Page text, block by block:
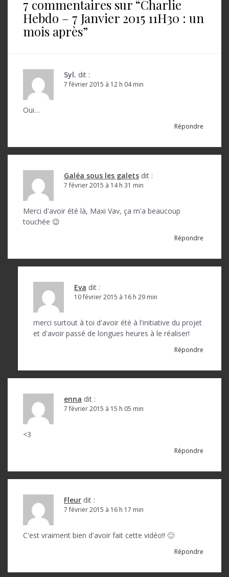
l
’
l
7 commentaires sur “Charlie
Hebdo – 7 Janvier 2015 11H30 : un
mois après”
Syl. dit :
7 février 2015 à 12 h 04 min
Oui…
Répondre
Galéa sous les galets dit :
7 février 2015 à 14 h 31 min
Merci d'avoir été là, Maxi Vav, ça m'a beaucoup
touchée 😉
Répondre
Eva dit :
10 février 2015 à 16 h 29 min
merci surtout à toi d'avoir été à l'initiative du projet
et d'avoir passé de longues heures à le réaliser!
Répondre
enna dit :
7 février 2015 à 15 h 05 min
<3
Répondre
Fleur dit :
7 février 2015 à 16 h 17 min
C'est vraiment bien d'avoir fait cette vidéo!! 🙂
Répondre